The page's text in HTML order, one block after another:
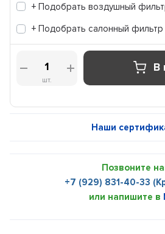
+ Подобрать воздушный
+ Подобрать салонный фильтр
шт.
В
Наши
Позвоните
+7 (929) 831-40-33
или напишите в